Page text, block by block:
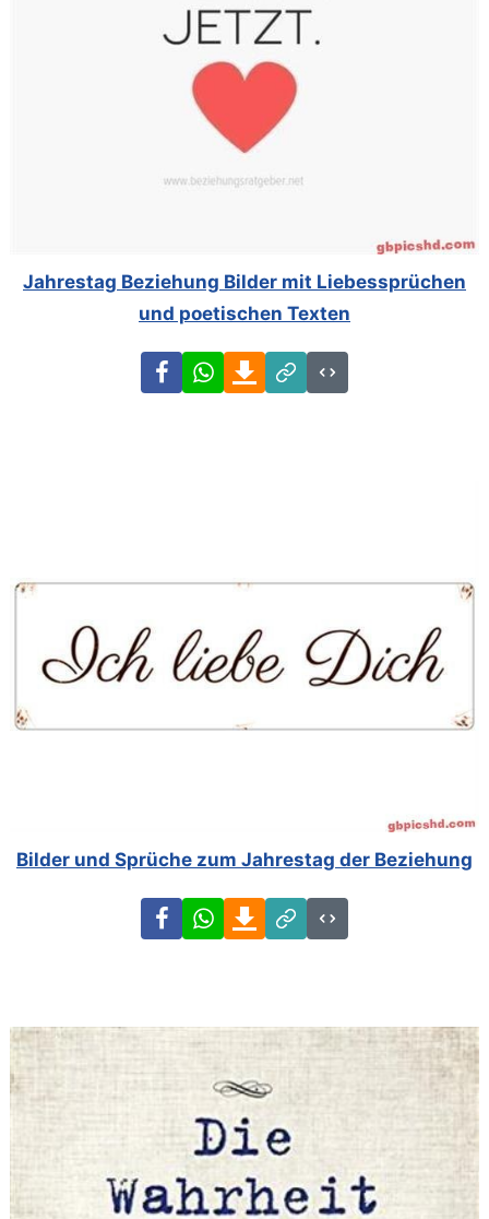
Jahrestag Beziehung Bilder mit Liebessprüchen
und poetischen Texten
FacebookWhatsAppDownload
Link
Code
Bilder und Sprüche zum Jahrestag der Beziehung
FacebookWhatsAppDownload
Link
Code